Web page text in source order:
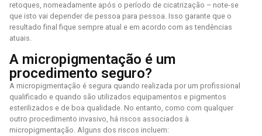
retoques, nomeadamente após o período de cicatrização – note-se
que isto vai depender de pessoa para pessoa. Isso garante que o
resultado final fique sempre atual e em acordo com as tendências
atuais.
A micropigmentação é um
procedimento seguro?
A micropigmentação é segura quando realizada por um profissional
qualificado e quando são utilizados equipamentos e pigmentos
esterilizados e de boa qualidade. No entanto, como com qualquer
outro procedimento invasivo, há riscos associados à
micropigmentação. Alguns dos riscos incluem: